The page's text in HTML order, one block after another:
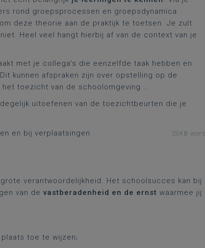
rond groepsprocessen en groepsdynamica
deze theorie aan de praktijk te toetsen. Je zult
Heel veel hangt hierbij af van de context van je
met je collega’s die eenzelfde taak hebben en
kunnen afspraken zijn over opstelling op de
toezicht van de schoolomgeving …
uitoefenen van de toezichtbeurten die je
en bij verplaatsingen
23KB word
verantwoordelijkheid. Het schoolsucces kan bij
van de vastberadenheid en de ernst waarmee jij
toe te wijzen;